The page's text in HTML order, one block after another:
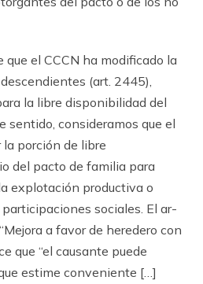
el CCCN ha modificado la
(art. 2445),
la libre disponibilidad del
sentido, consideramos que el
porción de libre
del pacto de familia para
explotación productiva o
sociales. El ar­
a favor de heredero con
que “el causante puede
estime conveniente […]